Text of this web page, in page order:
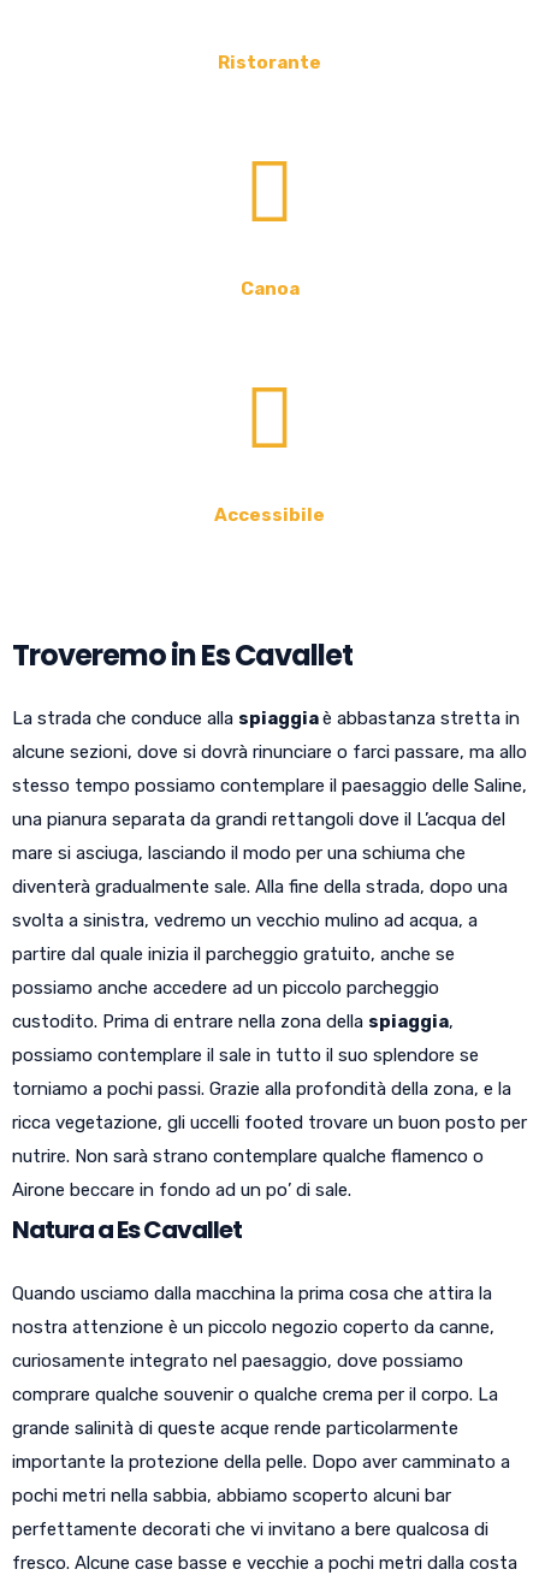
Ristorante
Canoa
Accessibile
Troveremo in Es Cavallet
La strada che conduce alla spiaggiaè abbastanza stretta in
alcune sezioni, dove si dovrà rinunciare o farci passare, ma allo
stesso tempo possiamo contemplare il paesaggio delle Saline,
una pianura separata da grandi rettangoli dove il L’acqua del
mare si asciuga, lasciando il modo per una schiuma che
diventerà gradualmente sale. Alla fine della strada, dopo una
svolta a sinistra, vedremo un vecchio mulino ad acqua, a
partire dal quale inizia il parcheggio gratuito, anche se
possiamo anche accedere ad un piccolo parcheggio
custodito. Prima di entrare nella zona della spiaggia,
possiamo contemplare il sale in tutto il suo splendore se
torniamo a pochi passi. Grazie alla profondità della zona, e la
ricca vegetazione, gli uccelli footed trovare un buon posto per
nutrire. Non sarà strano contemplare qualche flamenco o
Airone beccare in fondo ad un po’ di sale.
Natura a Es Cavallet
Quando usciamo dalla macchina la prima cosa che attira la
nostra attenzione è un piccolo negozio coperto da canne,
curiosamente integrato nel paesaggio, dove possiamo
comprare qualche souvenir o qualche crema per il corpo. La
grande salinità di queste acque rende particolarmente
importante la protezione della pelle. Dopo aver camminato a
pochi metri nella sabbia, abbiamo scoperto alcuni bar
perfettamente decorati che vi invitano a bere qualcosa di
fresco. Alcune case basse e vecchie a pochi metri dalla costa